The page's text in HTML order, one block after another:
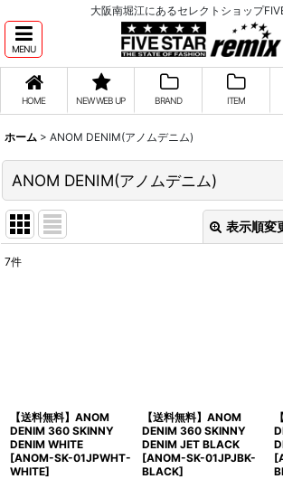
大阪南堀江にあるセレクトショップ
MENU
HOME NEW WEB UP BRAND ITEM
ホーム > ANOM DENIM(アノムデニム)
ANOM DENIM(アノムデニム)
表示順変
7件
【送料無料】ANOM
DENIM 360 SKINNY
DENIM WHITE
[ANOM-SK-01JPWHT-
WHITE]
【送料無料】ANOM
DENIM 360 SKINNY
DENIM JET BLACK
[ANOM-SK-01JPJBK-
BLACK]
[